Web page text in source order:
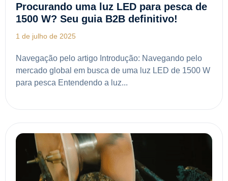
Procurando uma luz LED para pesca de
1500 W? Seu guia B2B definitivo!
1 de julho de 2025
Navegação pelo artigo Introdução: Navegando pelo
mercado global em busca de uma luz LED de 1500 W
para pesca Entendendo a luz...